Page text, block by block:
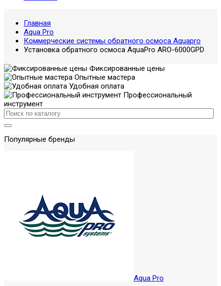
Главная
Aqua Pro
Коммерческие системы обратного осмоса Aquapro
Установка обратного осмоса AquaPro ARO-6000GPD
Фиксированные цены
Опытные мастера
Удобная оплата
Профессиональный
инструмент
Популярные бренды
Aqua Pro